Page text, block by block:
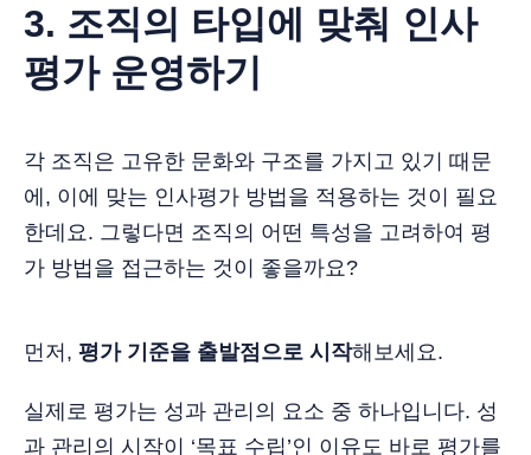
3. 조직의 타입에 맞춰 인사
평가 운영하기
각 조직은 고유한 문화와 구조를 가지고 있기 때문
에, 이에 맞는 인사평가 방법을 적용하는 것이 필요
한데요. 그렇다면 조직의 어떤 특성을 고려하여 평
가 방법을 접근하는 것이 좋을까요?
먼저, 평가 기준을 출발점으로 시작해보세요.
실제로 평가는 성과 관리의 요소 중 하나입니다. 성
과 관리의 시작이 ‘목표 수립’인 이유도 바로 평가를